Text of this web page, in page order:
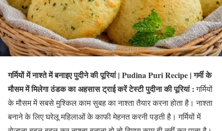
गर्मियों में नाश्ते में बनाइए पुदीने की पूरियां | Pudina Puri Recipe | गर्मी के
मौसम में मिलेगा ठंडक का अहसास ट्राई करें टेस्टी पुदीना की पूरियां :गर्मियों
के मौसम में सबसे मुश्किल काम सुबह का नाश्ता तैयार करना होता है। नाश्ता
बनाने के लिए घरेलू महिलाओं के काफी मेहनत करनी पड़ती है। गर्मियों में